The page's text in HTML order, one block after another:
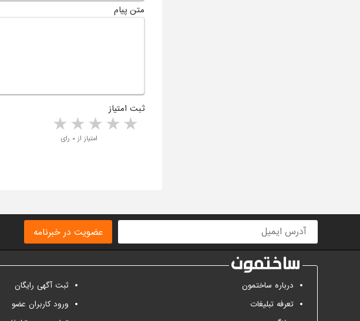
متن پیام
ثبت امتیاز
4 stars 3 stars 2 stars 1 star امتیاز از ۰ رای
عضویت در خبرنامه
درباره ساختمون
تعرفه تبلیغات
ثبت آگهی رایگان
ورود کاربران عضو